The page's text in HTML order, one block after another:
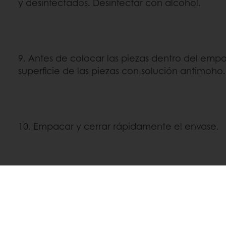
9. Antes de colocar las piezas dentro del
superficie de las piezas con solución antimoho.
10. Empacar y cerrar rápidamente el envase.